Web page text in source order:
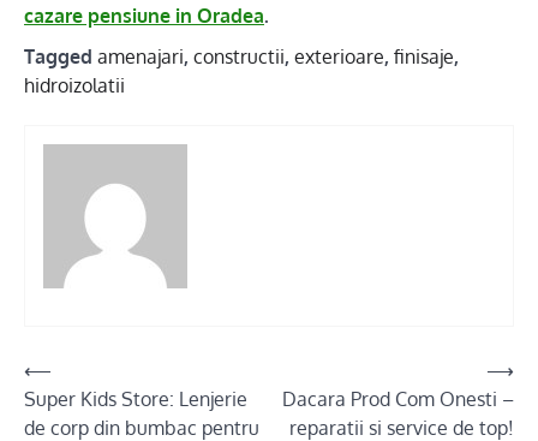
cazare pensiune in Oradea.
Tagged amenajari, constructii, exterioare, finisaje,
hidroizolatii
Post
navigation
⟵
Super Kids Store: Lenjerie
de corp din bumbac pentru
Dacara Prod Com Onesti –
reparatii si service de top!
⟶